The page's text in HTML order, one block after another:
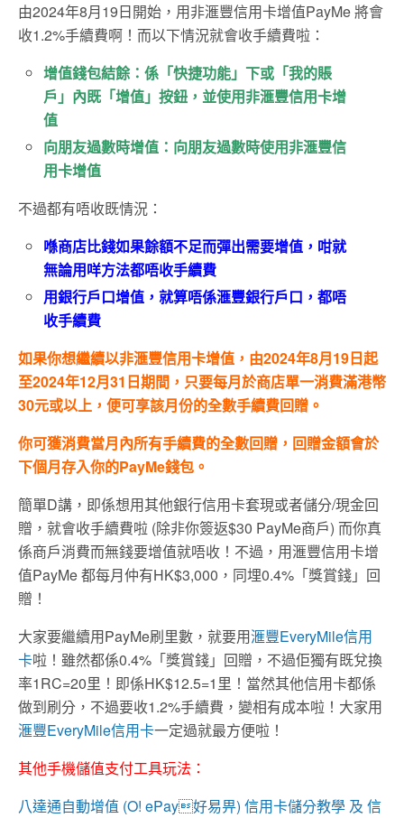
由2024年8月19日開始，用非滙豐信用卡增值PayMe 將會
收1.2%手續費啊！而以下情況就會收手續費啦：
增值錢包結餘：係「快捷功能」下或「我的賬
戶」內既「增值」按鈕，並使用非滙豐信用卡增
值
向朋友過數時增值：向朋友過數時使用非滙豐信
用卡增值
不過都有唔收既情況：
喺商店比錢如果餘額不足而彈出需要增值，咁就
無論用咩方法都唔收手續費
用銀行戶口增值，就算唔係滙豐銀行戶口，都唔
收手續費
如果你想繼續以非滙豐信用卡增值，由2024年8月19日起
至2024年12月31日期間，只要每月於商店單一消費滿港幣
30元或以上，便可享該月份的全數手續費回贈。
你可獲消費當月內所有手續費的全數回贈，回贈金額會於
下個月存入你的PayMe錢包。
簡單D講，即係想用其他銀行信用卡套現或者儲分/現金回
贈，就會收手續費啦 (除非你簽返$30 PayMe商戶) 而你真
係商戶消費而無錢要增值就唔收！不過，用滙豐信用卡增
值PayMe 都每月仲有HK$3,000，同埋0.4%「獎賞錢」回
贈！
大家要繼續用PayMe刷里數，就要用滙豐EveryMile信用
卡啦！雖然都係0.4%「獎賞錢」回贈，不過佢獨有既兌換
率1RC=20里！即係HK$12.5=1里！當然其他信用卡都係
做到刷分，不過要收1.2%手續費，變相有成本啦！大家用
滙豐EveryMile信用卡一定過就最方便啦！
其他手機儲值支付工具玩法：
八達通自動增值 (O! ePay好易畀) 信用卡儲分教學 及 信